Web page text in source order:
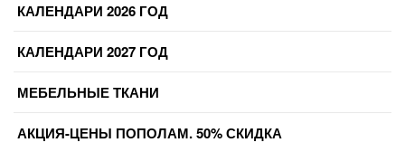
КАЛЕНДАРИ 2026 ГОД
КАЛЕНДАРИ 2027 ГОД
МЕБЕЛЬНЫЕ ТКАНИ
АКЦИЯ-ЦЕНЫ ПОПОЛАМ. 50% СКИДКА